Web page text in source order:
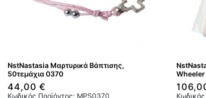
NstNastasia Μαρτυρικά Βάπτισης,
50τεμάχια 0370
44,00 €
Κωδικός Προϊόντος: MPS0370